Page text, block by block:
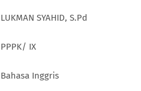
LUKMAN SYAHID, S.Pd
PPPK/ IX
Bahasa Inggris